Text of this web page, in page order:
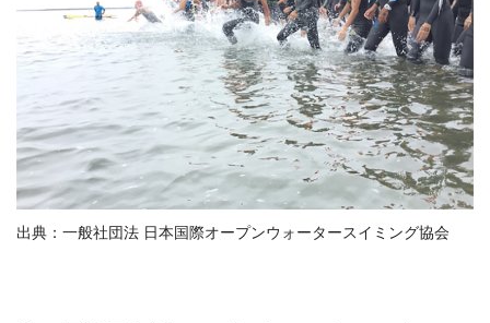
出典：一般社団法 日本国際オープンウォータースイミング協会